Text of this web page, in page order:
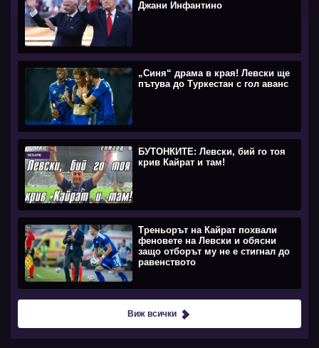
Джани Инфантино
„Синя“ драма в края! Левски ще
пътува до Туркестан с гол аванс
БУТОНКИТЕ: Левски, бий го тоя
крив Кайрат и там!
Треньорът на Кайрат похвали
феновете на Левски и обясни
защо отборът му не е стигнал до
равенството
Виж всички